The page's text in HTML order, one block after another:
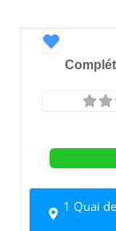
Favori
1 Quai